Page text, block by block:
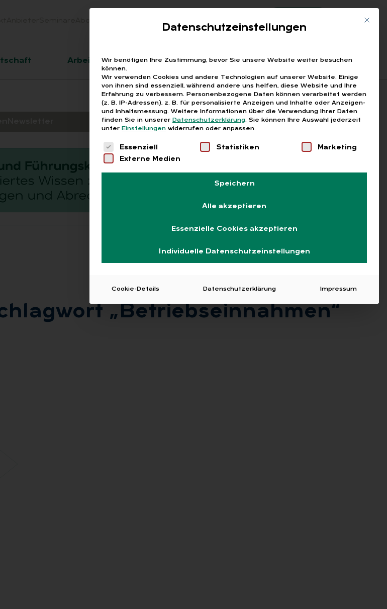
Suchen
Registrierung
Arbeitsrecht Fragen aus den ARGEn Printausgaben
„Be­triebs­ein­nah­men“
Mit
Datenschutzeinstellungen
Wir benötigen Ihre Zustimmung, bevor Sie unsere Website weiter besuchen
können.
Wir verwenden Cookies und andere Technologien auf unserer Website. Einige
von ihnen sind essenziell, während andere uns helfen, diese Website und Ihre
Erfahrung zu verbessern. Personenbezogene Daten können verarbeitet werden
(z. B. IP-Adressen), z. B. für personalisierte Anzeigen und Inhalte oder Anzeigen-
und Inhaltsmessung. Weitere Informationen über die Verwendung Ihrer Daten
finden Sie in unserer Datenschutzerklärung. Sie können Ihre Auswahl jederzeit
unter Einstellungen widerrufen oder anpassen.
Es folgt eine Liste der Service-Gruppen, für die eine
Essenziell Statistiken
Marketing
Externe Medien
Speichern
Alle akzeptieren
Essenzielle Cookies akzeptieren
Individuelle Datenschutzeinstellungen
Cookie-Details Datenschutzerklärung Impressum